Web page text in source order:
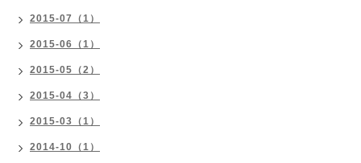
2015-07（1）
2015-06（1）
2015-05（2）
2015-04（3）
2015-03（1）
2014-10（1）